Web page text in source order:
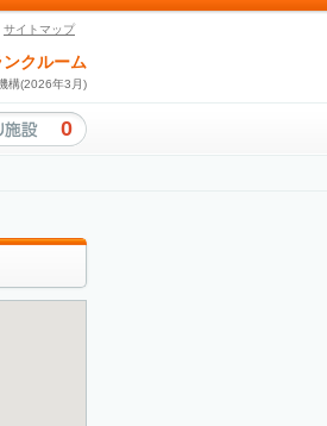
サイトマップ
クルーム
構(2026年3月)
0